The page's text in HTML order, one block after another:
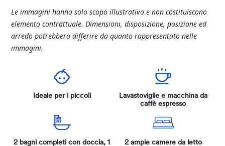
Le immagini hanno solo scopo illustrativo e non costituiscono
elemento contrattuale. Dimensioni, disposizione, posizione ed
arredo potrebbero differire da quanto rappresentato nelle
immagini.
Ideale per i piccoli
Lavastoviglie e macchina da
caffè espresso
2 bagni completi con doccia, 1
2 ampie camere da letto